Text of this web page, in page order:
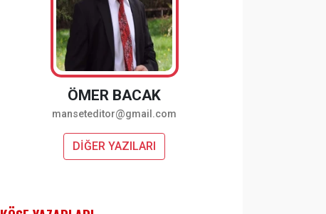
ÖMER BACAK
manseteditor@gmail.com
DİĞER YAZILARI